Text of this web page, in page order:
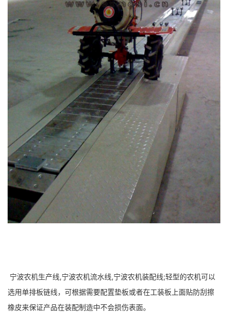
宁波农机生产线,宁波农机流水线,宁波农机装配线;轻型的农机可以
选用单排板链线，可根据需要配置垫板或者在工装板上面贴防刮擦
橡皮来保证产品在装配制造中不会损伤表面。